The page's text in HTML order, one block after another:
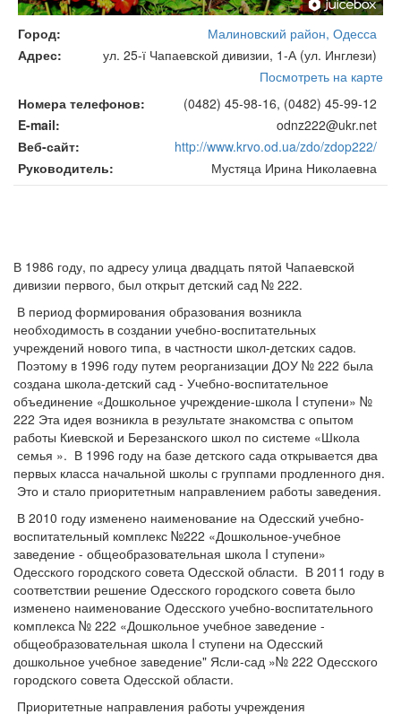
Город
Малиновский район, Одесса
Адрес
ул. 25-ї Чапаевской дивизии, 1-А (ул. Инглези)
Посмотреть на карте
Номера телефонов
(0482) 45-98-16, (0482) 45-99-12
E-mail
odnz222@ukr.net
Веб-сайт
http://www.krvo.od.ua/zdo/zdop222/
Руководитель
Мустяца Ирина Николаевна
В 1986 году, по адресу улица двадцать пятой Чапаевской
дивизии первого, был открыт детский сад № 222.
В период формирования образования возникла
необходимость в создании учебно-воспитательных
учреждений нового типа, в частности школ-детских садов.
Поэтому в 1996 году путем реорганизации ДОУ № 222 была
создана школа-детский сад - Учебно-воспитательное
объединение «Дошкольное учреждение-школа I ступени» №
222 Эта идея возникла в результате знакомства с опытом
работы Киевской и Березанского школ по системе «Школа
семья ». В 1996 году на базе детского сада открывается два
первых класса начальной школы с группами продленного дня.
Это и стало приоритетным направлением работы заведения.
В 2010 году изменено наименование на Одесский учебно-
воспитательный комплекс №222 «Дошкольное-учебное
заведение - общеобразовательная школа I ступени»
Одесского городского совета Одесской области. В 2011 году в
соответствии решение Одесского городского совета было
изменено наименование Одесского учебно-воспитательного
комплекса № 222 «Дошкольное учебное заведение -
общеобразовательная школа I ступени на Одесский
дошкольное учебное заведение" Ясли-сад »№ 222 Одесского
городского совета Одесской области.
Приоритетные направления работы учреждения